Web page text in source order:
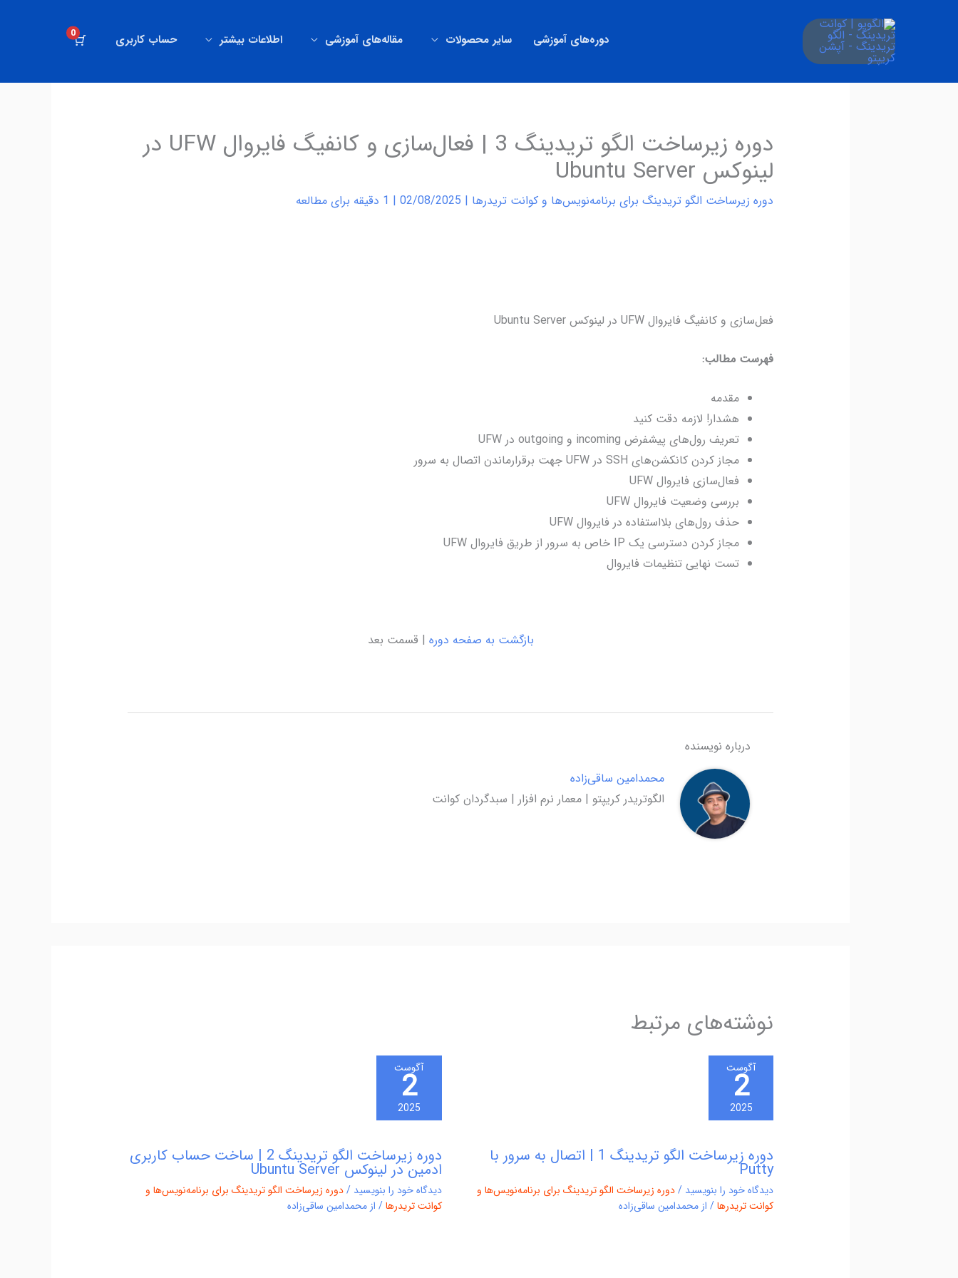
دوره‌های آموزشی سایر محصولات مقاله‌های آموزشی اطلاعات بیشتر حساب کاربری 0
دوره زیرساخت الگو تریدینگ 3 | فعال‌سازی و کانفیگ فایروال UFW در
لینوکس Ubuntu Server
دوره زیرساخت الگو تریدینگ برای برنامه‌نویس‌ها و کوانت تریدرها |
02/08/2025
| 1 دقیقه برای مطالعه
فعل‌سازی و کانفیگ فایروال UFW در لینوکس Ubuntu Server
فهرست مطالب:
مقدمه
هشدار! لازمه دقت کنید
تعریف رول‌های پیشفرض incoming و outgoing در UFW
مجاز کردن کانکشن‌های SSH در UFW جهت برقرارماندن اتصال به سرور
فعال‌سازی فایروال UFW
بررسی وضعیت فایروال UFW
حذف رول‌های بلااستفاده در فایروال UFW
مجاز کردن دسترسی یک IP خاص به سرور از طریق فایروال UFW
تست نهایی تنظیمات فایروال
بازگشت به صفحه دوره | قسمت بعد
درباره نویسنده
محمدامین ساقی‌زاده
الگوتریدر کریپتو | معمار نرم افزار | سبدگردان کوانت
نوشته‌های مرتبط
آگوست
2
2025
دوره زیرساخت الگو تریدینگ 1 | اتصال به سرور با
Putty
دیدگاه‌ خود را بنویسید /دوره زیرساخت الگو تریدینگ برای برنامه‌نویس‌ها و
کوانت تریدرها/ از محمدامین ساقی‌زاده
آگوست
2
2025
دوره زیرساخت الگو تریدینگ 2 | ساخت حساب کاربری
ادمین در لینوکس Ubuntu Server
دیدگاه‌ خود را بنویسید /دوره زیرساخت الگو تریدینگ برای برنامه‌نویس‌ها و
کوانت تریدرها/ از محمدامین ساقی‌زاده